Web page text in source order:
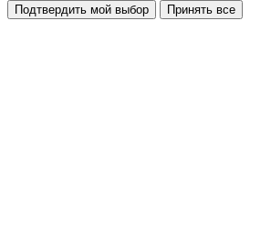
Подтвердить мой выбор Принять все